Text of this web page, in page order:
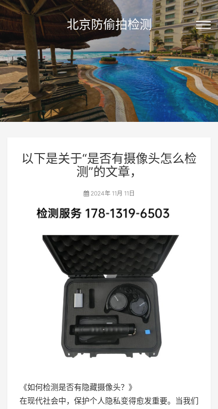
北京防偷拍检测
以下是关于“是否有摄像头怎么检
测”的文章，
2024年 11月 11日
《如何检测是否有隐藏摄像头？》
在现代社会中，保护个人隐私变得愈发重要。当我们